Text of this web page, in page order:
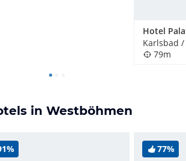
Hotel
79m
in Westböhmen
77%